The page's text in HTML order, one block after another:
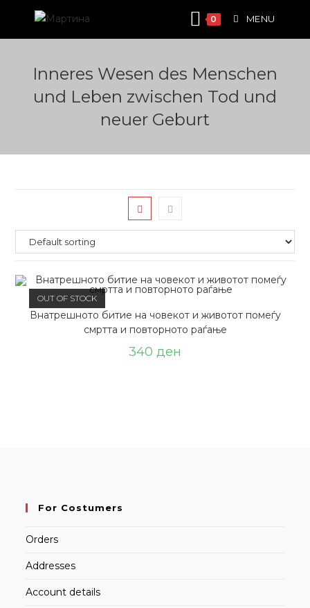
content
0 MENU
Inneres Wesen des Menschen
und Leben zwischen Tod und
neuer Geburt
OUT OF STOCK
Внатрешното битие на човекот и животот помеѓу
смртта и повторното раѓање
340 ден
For Costumers
Orders
Addresses
Account details